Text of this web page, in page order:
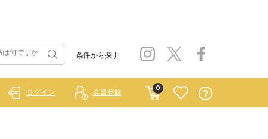
条件から探す
0
ログイン 会員登録